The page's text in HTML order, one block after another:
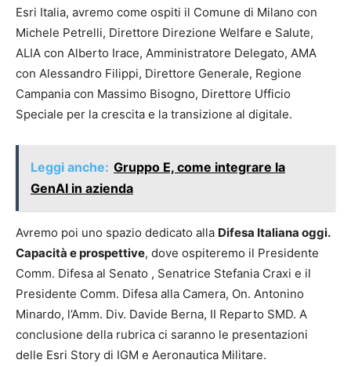
Esri Italia, avremo come ospiti il Comune di Milano con
Michele Petrelli, Direttore Direzione Welfare e Salute,
ALIA con Alberto Irace, Amministratore Delegato, AMA
con Alessandro Filippi, Direttore Generale, Regione
Campania con Massimo Bisogno, Direttore Ufficio
Speciale per la crescita e la transizione al digitale.
Leggi anche: Gruppo E, come integrare la
GenAI in azienda
Avremo poi uno spazio dedicato alla Difesa Italiana oggi.
Capacità e prospettive, dove ospiteremo il Presidente
Comm. Difesa al Senato , Senatrice Stefania Craxi e il
Presidente Comm. Difesa alla Camera, On. Antonino
Minardo, l’Amm. Div. Davide Berna, II Reparto SMD. A
conclusione della rubrica ci saranno le presentazioni
delle Esri Story di IGM e Aeronautica Militare.